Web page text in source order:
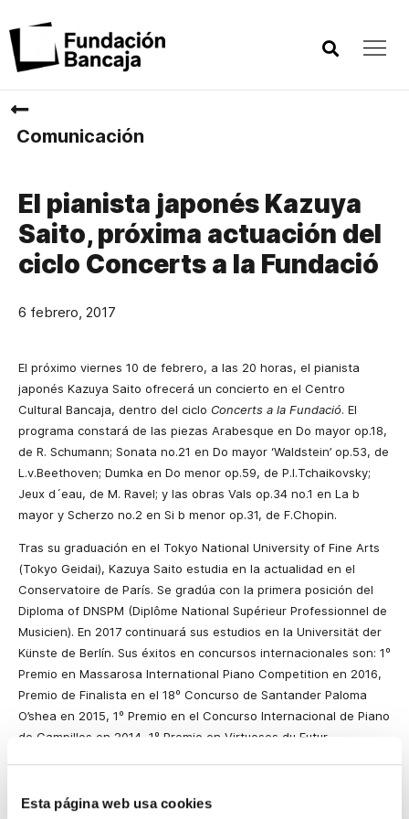
Esta página web usa cookies
Comunicación
El pianista japonés Kazuya
Saito, próxima actuación del
ciclo Concerts a la Fundació
6 febrero, 2017
El próximo viernes 10 de febrero, a las 20 horas, el pianista
japonés Kazuya Saito ofrecerá un concierto en el Centro
Cultural Bancaja, dentro del ciclo Concerts a la Fundació. El
programa constará de las piezas Arabesque en Do mayor op.18,
de R. Schumann; Sonata no.21 en Do mayor ‘Waldstein’ op.53, de
L.v.Beethoven; Dumka en Do menor op.59, de P.I.Tchaikovsky;
Jeux d´eau, de M. Ravel; y las obras Vals op.34 no.1 en La b
mayor y Scherzo no.2 en Si b menor op.31, de F.Chopin.
Tras su graduación en el Tokyo National University of Fine Arts
(Tokyo Geidai), Kazuya Saito estudia en la actualidad en el
Conservatoire de París. Se gradúa con la primera posición del
Diploma of DNSPM (Diplôme National Supérieur Professionnel de
Musicien). En 2017 continuará sus estudios en la Universität der
Künste de Berlín. Sus éxitos en concursos internacionales son: 1º
Premio en Massarosa International Piano Competition en 2016,
Premio de Finalista en el 18º Concurso de Santander Paloma
O’shea en 2015, 1º Premio en el Concurso Internacional de Piano
de Campillos en 2014, 1º Premio en Virtuoses du Futur
International Competition en 2009 y 3º Premio en Spanish